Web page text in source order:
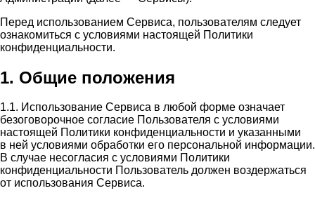
Перед использованием Сервиса, пользователям следует
ознакомиться с условиями настоящей Политики
конфиденциальности.
1. Общие положения
1.1. Использование Сервиса в любой форме означает
безоговорочное согласие Пользователя с условиями
настоящей Политики конфиденциальности и указанными
в ней условиями обработки его персональной информации.
В случае несогласия с условиями Политики
конфиденциальности Пользователь должен воздержаться
от использования Сервиса.